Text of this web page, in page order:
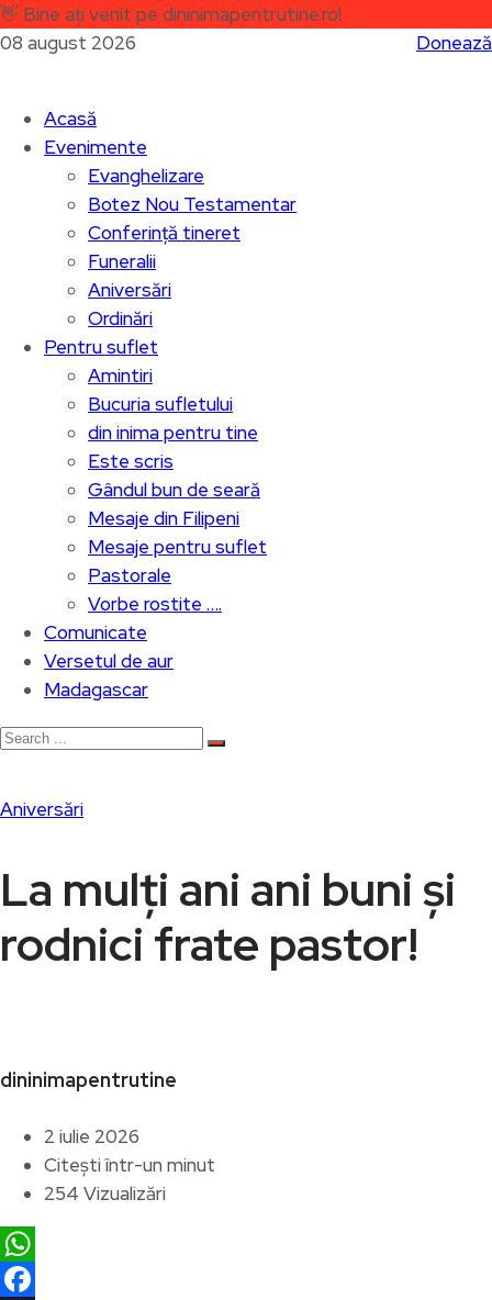
👋 Bine ați venit pe dininimapentrutine.ro!
08 august 2026
Donează
Acasă
Evenimente
Evanghelizare
Botez Nou Testamentar
Conferință tineret
Funeralii
Aniversări
Ordinări
Pentru suflet
Amintiri
Bucuria sufletului
din inima pentru tine
Este scris
Gândul bun de seară
Mesaje din Filipeni
Mesaje pentru suflet
Pastorale
Vorbe rostite ….
Comunicate
Versetul de aur
Madagascar
Aniversări
La mulți ani ani buni și
rodnici frate pastor!
dininimapentrutine
2 iulie 2026
Citești într-un minut
254 Vizualizări
WhatsApp